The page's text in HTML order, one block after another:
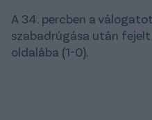
A 34. percben a
szabadrúgása után
oldalába (1-0).